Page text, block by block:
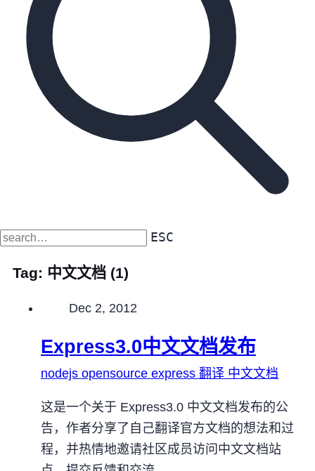
ESC
Tag: 中文文档 (1)
Published on
Dec 2, 2012
Express3.0中文文档发布
nodejs opensource express 翻译 中文文档
这是一个关于 Express3.0 中文文档发布的公
告，作者分享了自己翻译官方文档的想法和过
程，并热情地邀请社区成员访问中文文档站